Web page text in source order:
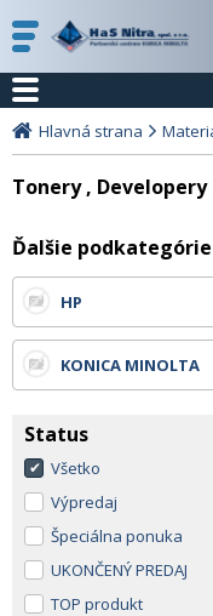
Hlavná strana
Tonery , Developery
Ďalšie
HP
KONICA MINOLTA
Status
Všetko
Výpredaj
Špeciálna ponuka
UKONČENÝ PREDAJ
TOP produkt